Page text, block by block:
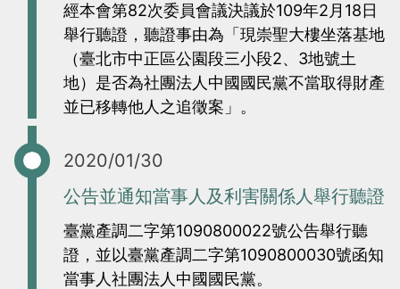
站：
不
當
理
員
站：
不
當
理
員
會
經本會第82次委員會議決議於109年2月18日
舉行聽證，聽證事由為「現崇聖大樓坐落基地
（臺北市中正區公園段三小段2、3地號土
地）是否為社團法人中國國民黨不當取得財產
並已移轉他人之追徵案」。
2020/01/30
公告並通知當事人及利害關係人舉行聽證
臺黨產調二字第1090800022號公告舉行聽
證，並以臺黨產調二字第1090800030號函知
當事人社團法人中國國民黨。